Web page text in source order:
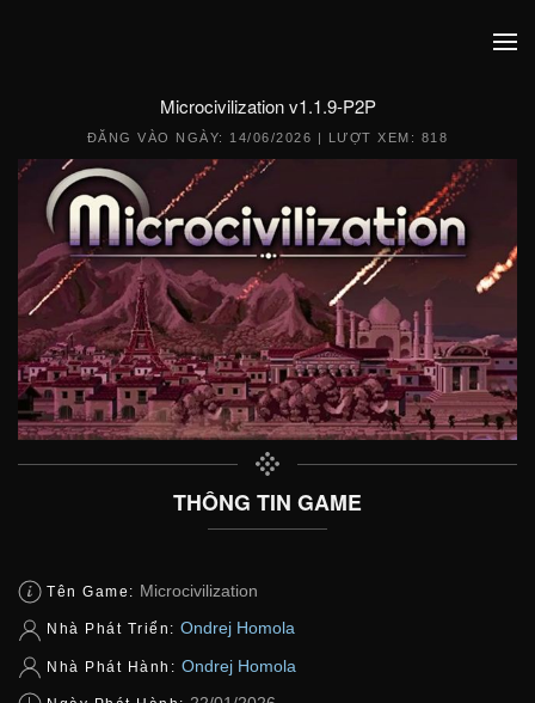
Microcivilization v1.1.9-P2P
ĐĂNG VÀO NGÀY: 14/06/2026 | LƯỢT XEM: 818
THÔNG TIN GAME
Tên Game: Microcivilization
Nhà Phát Triển: Ondrej Homola
Nhà Phát Hành: Ondrej Homola